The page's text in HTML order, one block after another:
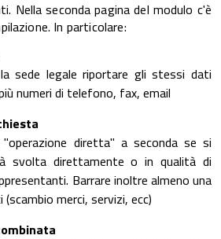
Nella seconda pagina del modulo c'è
In particolare:
sede legale riportare gli stessi dati
numeri di telefono, fax, email
diretta" a seconda se si
svolta direttamente o in qualità di
Barrare inoltre almeno una
merci, servizi, ecc)